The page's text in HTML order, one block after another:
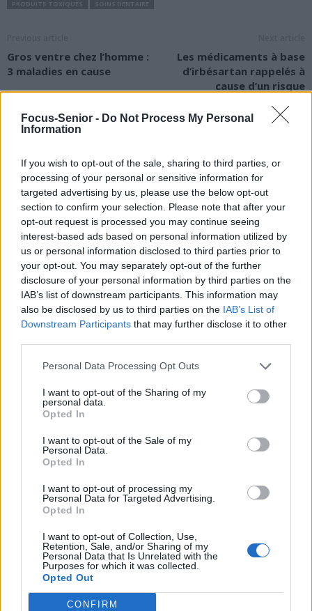
Focus-Senior - Do Not Process My Personal
Information
If you wish to opt-out of the sale, sharing to third parties, or
processing of your personal or sensitive information for
targeted advertising by us, please use the below opt-out
section to confirm your selection. Please note that after your
opt-out request is processed you may continue seeing
interest-based ads based on personal information utilized by
us or personal information disclosed to third parties prior to
your opt-out. You may separately opt-out of the further
disclosure of your personal information by third parties on the
IAB’s list of downstream participants. This information may
also be disclosed by us to third parties on the IAB’s List of
Downstream Participants that may further disclose it to other
Personal Data Processing Opt Outs
I want to opt-out of the Sharing of my
personal data.
Opted In
I want to opt-out of the Sale of my
Personal Data.
Opted In
I want to opt-out of processing my
Personal Data for Targeted Advertising.
Opted In
I want to opt-out of Collection, Use,
Retention, Sale, and/or Sharing of my
Personal Data that Is Unrelated with the
Purposes for which it was collected.
Opted Out
CONFIRM
Gros ventre chez l’homme :
3 maladies en cause
Les médicaments à base
d’irbésartan rappelés à
cause d’un risque
news
RELATED ARTICLES MORE FROM AUTHOR
Santé
clé pour préserver votre
cerveau ou le mettre en
Santé
problèmes urinaires : le
secret inattendu des
découvrir
Santé
d’hypertension à ne pas
Popular Posts
4 octobre 2021
Echographie
18 janvier 2021
Pourquoi les appels téléphoniques sont mieux que les SMS
pour votre santé ?